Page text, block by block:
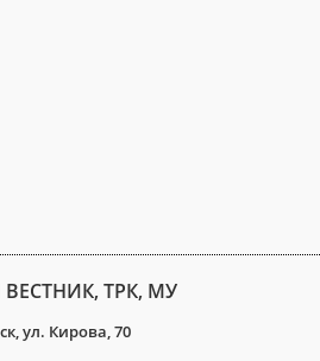
ТРК, МУ
ул. Кирова, 70